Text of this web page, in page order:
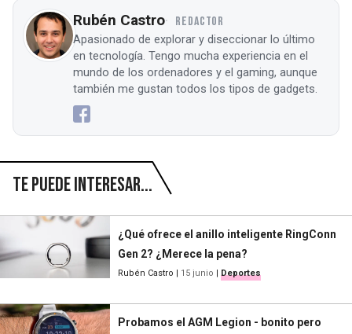
Rubén Castro REDACTOR
Apasionado de explorar y diseccionar lo último
en tecnología. Tengo mucha experiencia en el
mundo de los ordenadores y el gaming, aunque
también me gustan todos los tipos de gadgets.
Te puede interesar...
¿Qué ofrece el anillo inteligente RingConn
Gen 2? ¿Merece la pena?
Rubén Castro | 15 junio | Deportes
Probamos el AGM Legion - bonito pero